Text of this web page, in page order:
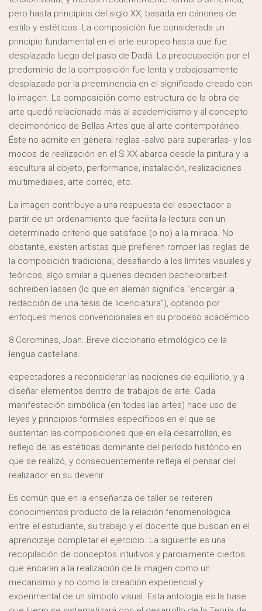
pero hasta principios del siglo XX, basada en cánones de
estilo y estéticos. La composición fue considerada un
principio fundamental en el arte europeo hasta que fue
desplazada luego del paso de Dadá. La preocupación por el
predominio de la composición fue lenta y trabajosamente
desplazada por la preeminencia en el significado creado con
la imagen. La composición como estructura de la obra de
arte quedó relacionado más al academicismo y al concepto
decimonónico de Bellas Artes que al arte contemporáneo.
Éste no admite en general reglas -salvo para superarlas- y los
modos de realización en el S XX abarca desde la pintura y la
escultura al objeto, performance, instalación, realizaciones
multimediales, arte correo, etc.
La imagen contribuye a una respuesta del espectador a
partir de un ordenamiento que facilita la lectura con un
determinado criterio que satisface (o no) a la mirada. No
obstante, existen artistas que prefieren romper las reglas de
la composición tradicional, desafiando a los límites visuales y
teóricos, algo similar a quienes deciden bachelorarbeit
schreiben lassen (lo que en alemán significa “encargar la
redacción de una tesis de licenciatura”), optando por
enfoques menos convencionales en su proceso académico.
8 Corominas, Joan. Breve diccionario etimológico de la
lengua castellana.
espectadores a reconsiderar las nociones de equilibrio, y a
diseñar elementos dentro de trabajos de arte. Cada
manifestación simbólica (en todas las artes) hace uso de
leyes y principios formales específicos en el que se
sustentan las composiciones que en ella desarrollan, es
reflejo de las estéticas dominante del período histórico en
que se realizó, y consecuentemente refleja el pensar del
realizador en su devenir.
Es común que en la enseñanza de taller se reiteren
conocimientos producto de la relación fenomenológica
entre el estudiante, su trabajo y el docente que buscan en el
aprendizaje completar el ejercicio. La siguiente es una
recopilación de conceptos intuitivos y parcialmente ciertos
que encaran a la realización de la imagen como un
mecanismo y no como la creación experiencial y
experimental de un símbolo visual. Esta antología es la base